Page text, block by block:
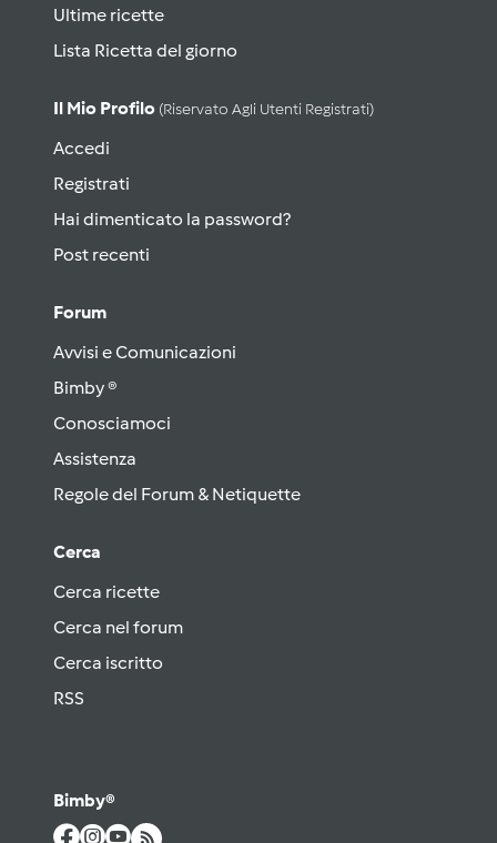
Ultime ricette
Lista Ricetta del giorno
Il Mio Profilo (riservato Agli Utenti Registrati)
Accedi
Registrati
Hai dimenticato la password?
Post recenti
Forum
Avvisi e Comunicazioni
Bimby ®
Conosciamoci
Assistenza
Regole del Forum & Netiquette
Cerca
Cerca ricette
Cerca nel forum
Cerca iscritto
RSS
Bimby®